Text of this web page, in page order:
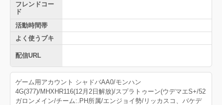
フレンドコー
ド
活動時間帯
よく使うブキ
配信URL
ゲーム用アカウント シャドバAA0/モンハン
4G(377)/MHXHR116(12月2日解放)/スプラトゥーン(ウデマエS+/52
ガロンメイン/チーム:.PH所属/エンジョイ勢/リッカスコ、バケデ